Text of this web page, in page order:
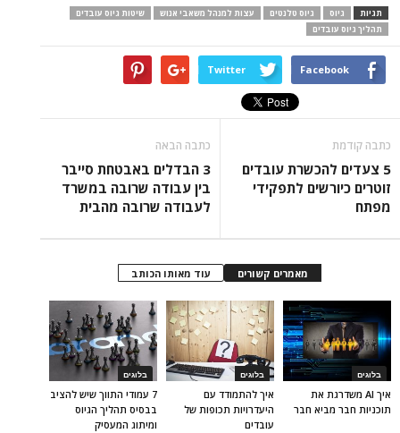
תגיות גיוס גיוס טלנטים עצות למנהל משאבי אנוש
שיטות גיוס עובדים
תהליך גיוס עובדים
Facebook
Twitter
כתבה קודמת
5 צעדים להכשרת עובדים
זוטרים כיורשים לתפקידי
מפתח
כתבה הבאה
3 הבדלים באבטחת סייבר
בין עבודה שרובה במשרד
לעבודה שרובה מהבית
מאמרים קשורים עוד מאותו הכותב
בלוגים
7 עמודי התווך שיש להציב
בבסיס תהליך הגיוס
ומיתוג המעסיק
בלוגים
איך להתמודד עם
היעדרויות תכופות של
עובדים
בלוגים
איך AI משדרגת את
תוכניות חבר מביא חבר